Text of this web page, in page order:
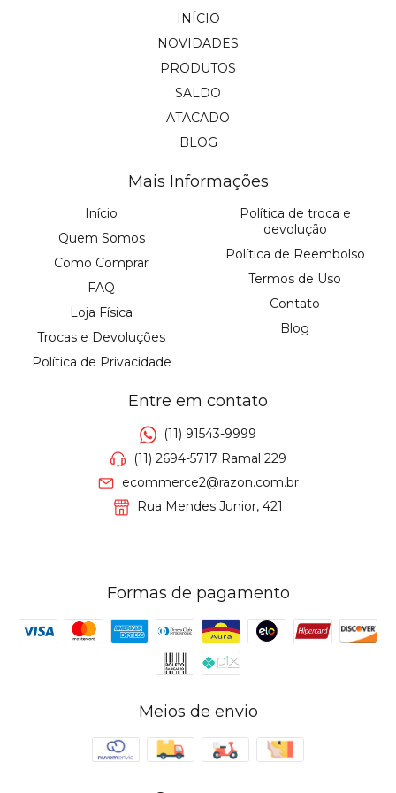
INÍCIO
NOVIDADES
PRODUTOS
SALDO
ATACADO
BLOG
Mais Informações
Início
Quem Somos
Como Comprar
FAQ
Loja Física
Trocas e Devoluções
Política de Privacidade
Política de troca e
devolução
Política de Reembolso
Termos de Uso
Contato
Blog
Entre em contato
(11) 91543-9999
(11) 2694-5717 Ramal 229
ecommerce2@razon.com.br
Rua Mendes Junior, 421
Formas de pagamento
Meios de envio